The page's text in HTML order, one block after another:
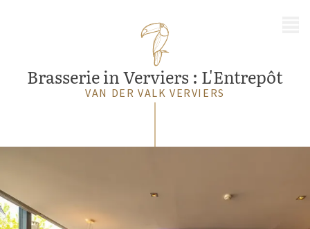
Brasserie in Verviers : L'Entrepôt
VAN DER VALK VERVIERS